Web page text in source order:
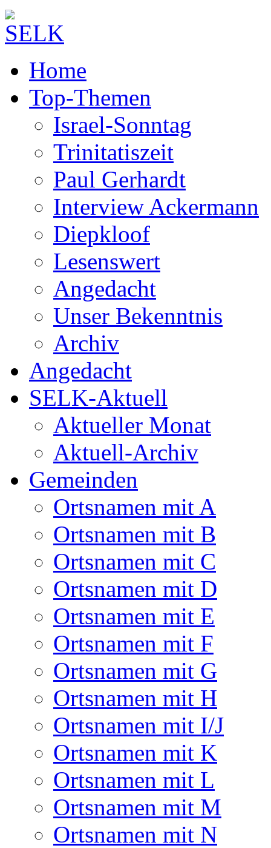
Home
Top-Themen
Israel-Sonntag
Trinitatiszeit
Paul Gerhardt
Interview Ackermann
Diepkloof
Lesenswert
Angedacht
Unser Bekenntnis
Archiv
Angedacht
SELK-Aktuell
Aktueller Monat
Aktuell-Archiv
Gemeinden
Ortsnamen mit A
Ortsnamen mit B
Ortsnamen mit C
Ortsnamen mit D
Ortsnamen mit E
Ortsnamen mit F
Ortsnamen mit G
Ortsnamen mit H
Ortsnamen mit I/J
Ortsnamen mit K
Ortsnamen mit L
Ortsnamen mit M
Ortsnamen mit N